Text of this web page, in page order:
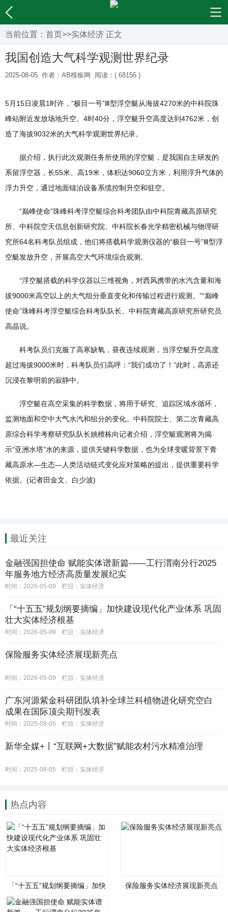
当前位置： 首页>>实体经济 正文
我国创造大气科学观测世界纪录
2025-08-05 作者：AB模板网 阅读：( 68156 )
5月15日凌晨1时许，“极目一号”Ⅲ型浮空艇从海拔4270米的中科院珠
峰站附近发放场地升空。4时40分，浮空艇升空高度达到4762米，创
造了海拔9032米的大气科学观测世界纪录。
据介绍，执行此次观测任务所使用的浮空艇，是我国自主研发的
系留浮空器，长55米、高19米，体积达9060立方米，利用浮升气体的
浮力升空，通过地面锚泊设备系缆控制升空和驻空。
“巅峰使命”珠峰科考浮空艇综合科考团队由中科院青藏高原研究
所、中科院空天信息创新研究院、中科院长春光学精密机械与物理研
究所64名科考队员组成，他们将搭载科学观测仪器的“极目一号”Ⅲ型浮
空艇发放升空，开展高空大气环境综合观测。
“浮空艇搭载的科学仪器以三维视角，对西风携带的水汽含量和海
拔9000米高空以上的大气组分垂直变化和传输过程进行观测。”“巅峰
使命”珠峰科考浮空艇综合科考队队长、中科院青藏高原研究所研究员
高晶说。
科考队员们克服了高寒缺氧，昼夜连续观测，当浮空艇升空高度
超过海拔9000米时，科考队员们高呼：“我们成功了！”此时，高原还
沉浸在黎明前的寂静中。
浮空艇在高空采集的科学数据，将用于研究、追踪区域水循环，
监测地面和空中大气水汽和组分的变化。中科院院士、第二次青藏高
原综合科学考察研究队队长姚檀栋向记者介绍，浮空艇观测将为揭
示“亚洲水塔”水的来源，提供关键科学数据，也为全球变暖背景下青
藏高原水—生态—人类活动链式变化应对策略的提出，提供重要科学
依据。(记者田金文、白少波)
最近关注
金融强国担使命 赋能实体谱新篇——工行渭南分行2025
年服务地方经济高质量发展纪实
时间：2026-05-09 栏目： 实体经济
「“十五五”规划纲要摘编」加快建设现代化产业体系 巩固
壮大实体经济根基
时间：2026-05-09 栏目： 实体经济
保险服务实体经济展现新亮点
时间：2026-05-09 栏目： 实体经济
广东河源紫金科研团队填补全球兰科植物进化研究空白
成果在国际顶尖期刊发表
时间：2025-08-05 栏目： 实体经济
新华全媒+丨“互联网+大数据”赋能农村污水精准治理
时间：2025-08-05 栏目： 实体经济
热点内容
「“十五五”规划纲要摘编」加快
实体经济根基
保险服务实体经济展现新亮点